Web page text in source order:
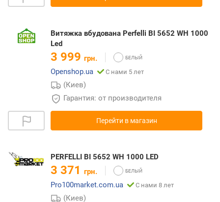
Витяжка вбудована Perfelli BI 5652 WH 1000
Led
3 999 грн.
Openshop.ua
С нами 5 лет
(Киев)
Гарантия: от производителя
Перейти в магазин
PERFELLI BI 5652 WH 1000 LED
3 371 грн.
Pro100market.com.ua
С нами 8 лет
(Киев)